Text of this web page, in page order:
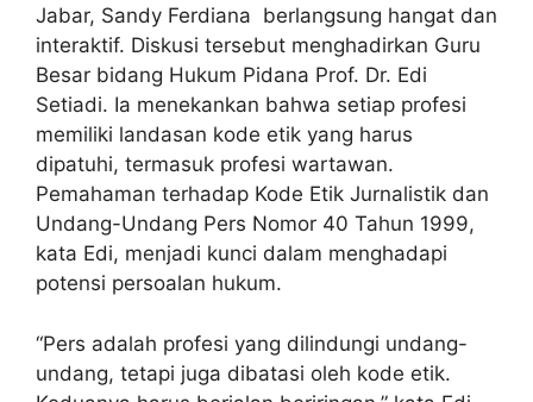
Jabar, Sandy Ferdiana berlangsung hangat dan
interaktif. Diskusi tersebut menghadirkan Guru
Besar bidang Hukum Pidana Prof. Dr. Edi
Setiadi. Ia menekankan bahwa setiap profesi
memiliki landasan kode etik yang harus
dipatuhi, termasuk profesi wartawan.
Pemahaman terhadap Kode Etik Jurnalistik dan
Undang-Undang Pers Nomor 40 Tahun 1999,
kata Edi, menjadi kunci dalam menghadapi
potensi persoalan hukum.
“Pers adalah profesi yang dilindungi undang-
undang, tetapi juga dibatasi oleh kode etik.